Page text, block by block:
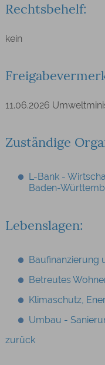
Rechtsbehelf:
kein
11.06.2026
Zuständige
L-Bank -
Baden-
Lebenslagen:
Baufinanzierung
Betreutes
Klimaschutz,
Umbau -
zurück